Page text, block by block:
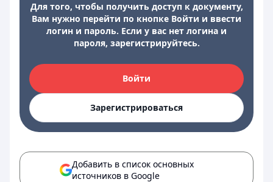
Для того, чтобы получить доступ к документу,
Вам нужно перейти по кнопке Войти и ввести
логин и пароль. Если у вас нет логина и
пароля, зарегистрируйтесь.
Войти
Зарегистрироваться
Добавить в список основных
источников в Google